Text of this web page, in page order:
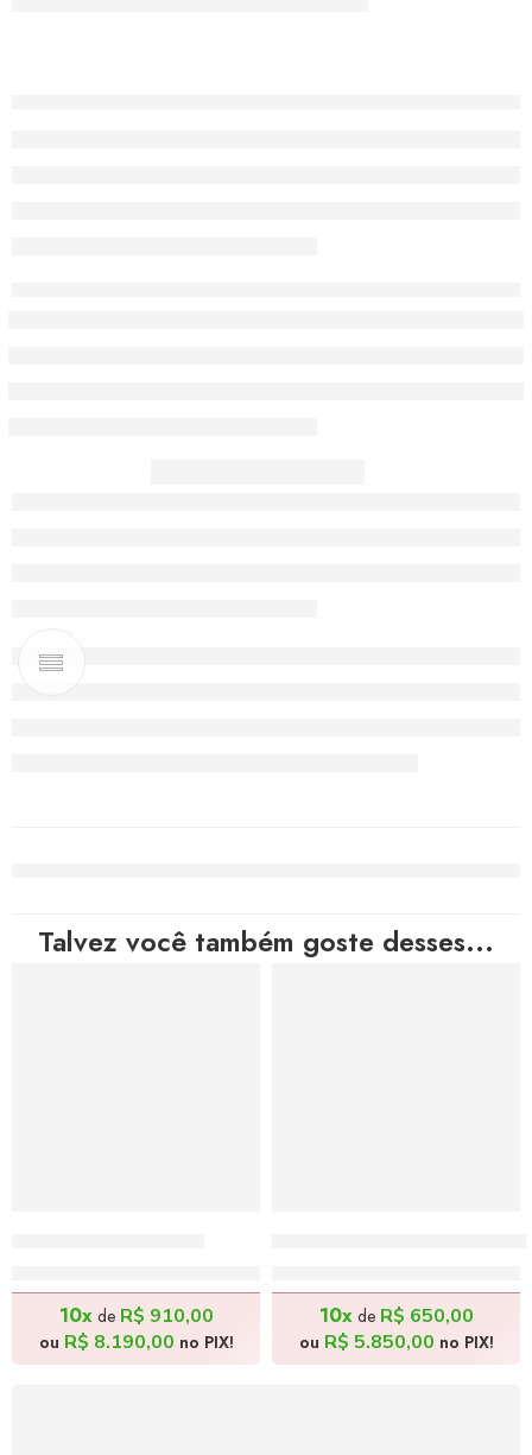
Talvez você também goste desses...
10xde R$ 910,00
ou R$ 8.190,00 no PIX!
10xde R$ 650,00
ou R$ 5.850,00 no PIX!